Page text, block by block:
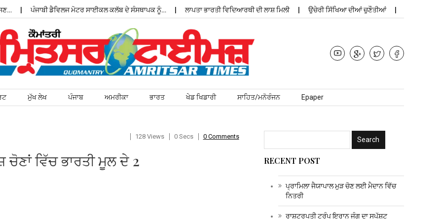
ਪੰਜਾਬੀ ਡੈਵਿਲਜ ਮੋਟਰ ਸਾਈਕਲ ਕਲੱਬ ਦੇ ਸੰਸਥਾਪਕ ਨੂੰ… ਲਾਪਤਾ ਭਾਰਤੀ ਵਿਦਿਆਰਥੀ ਦੀ ਲਾਸ਼ ਮਿਲੀ ਉਚੇਰੀ ਸਿੱਖਿਆ ਦੀਆਂ ਚੁਣੌਤੀਆਂ
ਮੁੱਖ ਲੇਖ ਪੰਜਾਬ ਅਮਰੀਕਾ ਭਾਰਤ ਖੇਡ ਖਿਡਾਰੀ ਸਾਹਿਤ/ਮਨੋਰੰਜਨ Epaper
128 Views 0 Secs 0 Comments
ਵਿੱਚ ਭਾਰਤੀ ਮੂਲ ਦੇ 2
RECENT POST
ਪ੍ਰਾਮਿਲਾ ਜੈਯਾਪਾਲ ਮੁੜ ਚੋਣ ਲਈ ਮੈਦਾਨ ਵਿੱਚ
ਨਿਤਰੀ
ਰਾਸ਼ਟਰਪਤੀ ਟਰੰਪ ਇਰਾਨ ਜੰਗ ਦਾ ਸਪੱਸ਼ਟ